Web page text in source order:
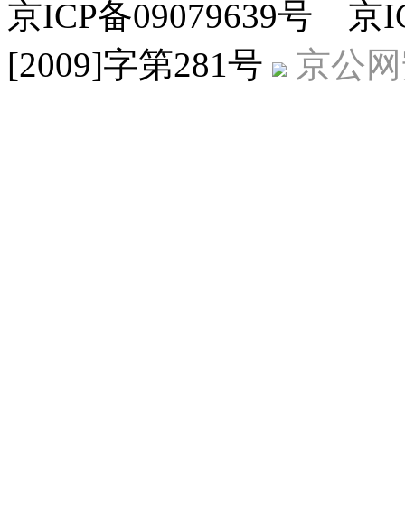
京ICP备09079639号 京
[2009]字第281号
京公